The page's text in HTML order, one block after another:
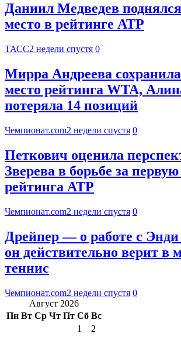
Даниил Медведев
место в рейтинге ATP
ТАСС2 недели спустя 0
Мирра Андреева
место рейтинга WTA,
потеряла 14 позиций
Чемпионат.com2 недели спустя 0
Петкович оценила
Зверева в борьбе за
рейтинга АТР
Чемпионат.com2 недели спустя 0
Дрейпер — о работе с
он действительно верит в
теннис
Чемпионат.com2 недели спустя 0
Август 2026
Пн Вт Ср Чт Пт Сб Вс
1
2